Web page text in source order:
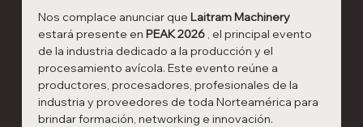
Nos complace anunciar que Laitram Machinery
estará presente en PEAK 2026 , el principal evento
de la industria dedicado a la producción y el
procesamiento avícola. Este evento reúne a
productores, procesadores, profesionales de la
industria y proveedores de toda Norteamérica para
brindar formación, networking e innovación.